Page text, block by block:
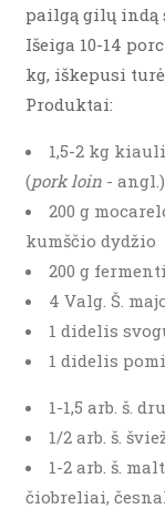
pailgą gilų indą
Išeiga 10-14
kg, iškepusi
Produktai:
1,5-2 kg
(pork loin - angl.)
200 g
kumščio dydžio
200 g
4 Valg. Š.
1 didelis
1 didelis
1-1,5 arb. š.
1/2 arb. š.
1-2 arb. š.
čiobreliai,